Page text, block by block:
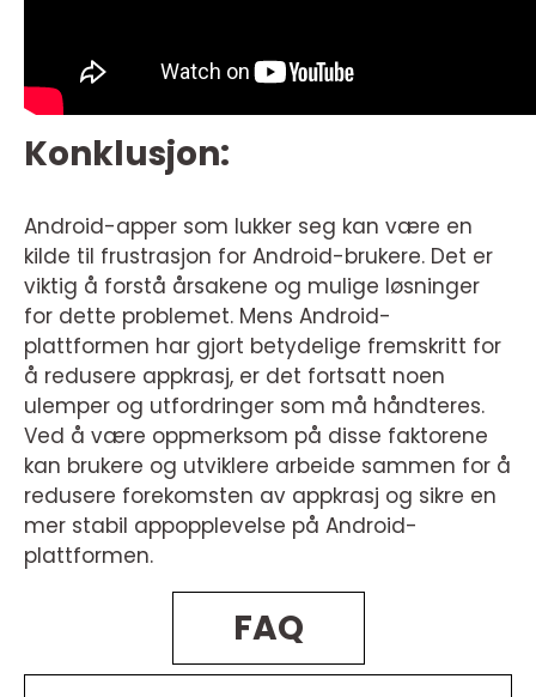
Konklusjon:
Android-apper som lukker seg kan være en
kilde til frustrasjon for Android-brukere. Det er
viktig å forstå årsakene og mulige løsninger
for dette problemet. Mens Android-
plattformen har gjort betydelige fremskritt for
å redusere appkrasj, er det fortsatt noen
ulemper og utfordringer som må håndteres.
Ved å være oppmerksom på disse faktorene
kan brukere og utviklere arbeide sammen for å
redusere forekomsten av appkrasj og sikre en
mer stabil appopplevelse på Android-
plattformen.
FAQ